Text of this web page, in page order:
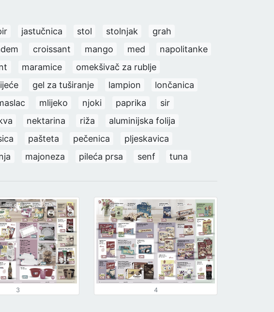
jastučnica stol stolnjak
grah
croissant mango med
napolitanke
maramice
omekšivač za rublje
gel za tuširanje lampion
lončanica
mlijeko njoki paprika
sir
nektarina riža
aluminijska folija
pašteta pečenica
pljeskavica
majoneza pileća prsa senf tuna
3 4